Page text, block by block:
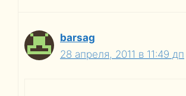
barsag
28 апреля, 2011 в 11:49 дп